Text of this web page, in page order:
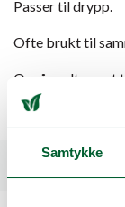
Samtykke
Passer til drypp.
Ofte brukt til
Også godt egnet
Rull á 400 meter
Spesifikasjoner